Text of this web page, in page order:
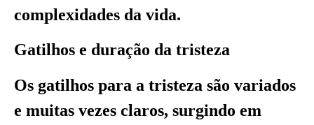
complexidades da vida.
Gatilhos e duração da tristeza
Os gatilhos para a tristeza são variados
e muitas vezes claros, surgindo em